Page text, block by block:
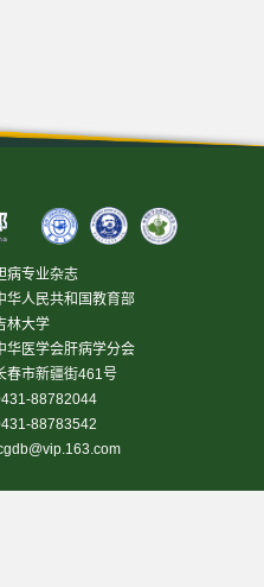
病专业杂志
华人民共和国教育部
林大学
华医学会肝病学分会
春市新疆街461号
88782044
88783542